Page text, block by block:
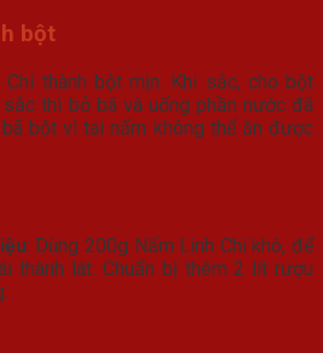
bột
thành bột mịn. Khi sắc, cho bột
thì bỏ bã và uống phần nước đã
bột vì tai nấm không thể ăn được
: Dùng 200g Nấm Linh Chi khô, để
thành lát. Chuẩn bị thêm 2 lít rượu